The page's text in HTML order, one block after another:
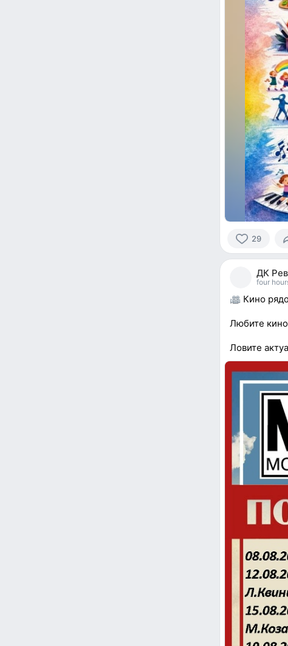
29
29
reactedДК
four
Кино
Любите
Ловите